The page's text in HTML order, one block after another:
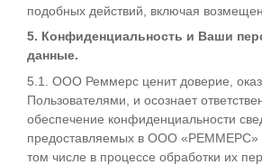
подобных действий, включая
5. Конфиденциальность и Ваши
данные.
5.1. ООО Реммерс ценит доверие,
Пользователями, и осознает
обеспечение конфиденциальности
предоставляемых в ООО «РЕММЕРС»
том числе в процессе обработки их